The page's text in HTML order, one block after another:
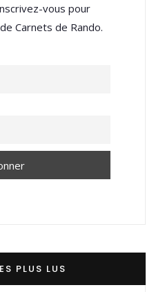
vous pour
Carnets de Rando.
PLUS LUS